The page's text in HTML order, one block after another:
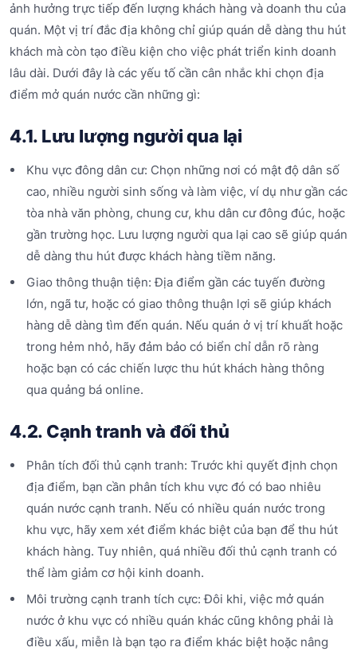
ảnh hưởng trực tiếp đến lượng khách hàng và doanh thu của
quán. Một vị trí đắc địa không chỉ giúp quán dễ dàng thu hút
khách mà còn tạo điều kiện cho việc phát triển kinh doanh
lâu dài. Dưới đây là các yếu tố cần cân nhắc khi chọn địa
điểm mở quán nước cần những gì:
4.1. Lưu lượng người qua lại
Khu vực đông dân cư: Chọn những nơi có mật độ dân số
cao, nhiều người sinh sống và làm việc, ví dụ như gần các
tòa nhà văn phòng, chung cư, khu dân cư đông đúc, hoặc
gần trường học. Lưu lượng người qua lại cao sẽ giúp quán
dễ dàng thu hút được khách hàng tiềm năng.
Giao thông thuận tiện: Địa điểm gần các tuyến đường
lớn, ngã tư, hoặc có giao thông thuận lợi sẽ giúp khách
hàng dễ dàng tìm đến quán. Nếu quán ở vị trí khuất hoặc
trong hẻm nhỏ, hãy đảm bảo có biển chỉ dẫn rõ ràng
hoặc bạn có các chiến lược thu hút khách hàng thông
qua quảng bá online.
4.2. Cạnh tranh và đối thủ
Phân tích đối thủ cạnh tranh: Trước khi quyết định chọn
địa điểm, bạn cần phân tích khu vực đó có bao nhiêu
quán nước cạnh tranh. Nếu có nhiều quán nước trong
khu vực, hãy xem xét điểm khác biệt của bạn để thu hút
khách hàng. Tuy nhiên, quá nhiều đối thủ cạnh tranh có
thể làm giảm cơ hội kinh doanh.
Môi trường cạnh tranh tích cực: Đôi khi, việc mở quán
nước ở khu vực có nhiều quán khác cũng không phải là
điều xấu, miễn là bạn tạo ra điểm khác biệt hoặc nâng